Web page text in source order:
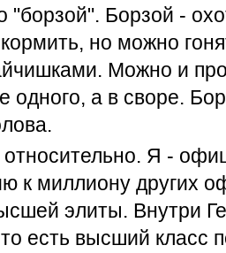
"борзой". Борзой -
но можно
Можно и
одного, а в своре.
Я -
к миллиону других
элиты. Внутри
есть высший класс